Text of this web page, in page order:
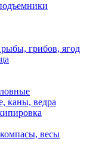
грибов, ягод
каны, ведра
весы